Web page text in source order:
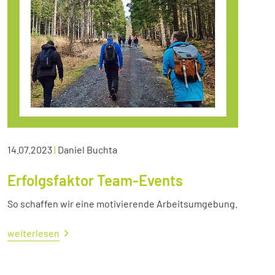
14.07.2023| Daniel Buchta
Erfolgsfaktor Team-Events
So schaffen wir eine motivierende Arbeitsumgebung.
weiterlesen